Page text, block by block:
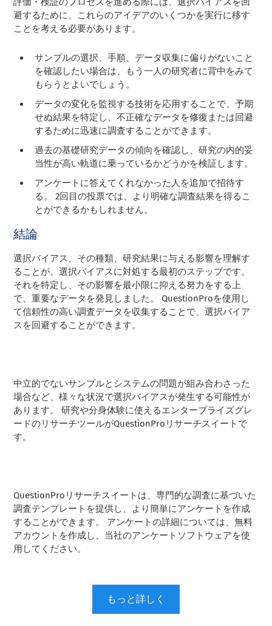
避するために、これらのアイデアのいくつかを実行に移す
ことを考える必要があります。
サンプルの選択、手順、データ収集に偏りがないこと
を確認したい場合は、もう一人の研究者に背中をみて
もらうとよいでしょう。
データの変化を監視する技術を応用することで、予期
せぬ結果を特定し、不正確なデータを修復または回避
するために迅速に調査することができます。
過去の基礎研究データの傾向を確認し、研究の内的妥
当性が高い軌道に乗っているかどうかを検証します。
アンケートに答えてくれなかった人を追加で招待す
る。 2回目の投票では、より明確な調査結果を得るこ
とができるかもしれません。
結論
選択バイアス、その種類、研究結果に与える影響を理解す
ることが、選択バイアスに対処する最初のステップです。
それを特定し、その影響を最小限に抑える努力をする上
で、重要なデータを発見しました。 QuestionProを使用し
て信頼性の高い調査データを収集することで、選択バイア
スを回避することができます。
中立的でないサンプルとシステムの問題が組み合わさった
場合など、様々な状況で選択バイアスが発生する可能性が
あります。 研究や分身体験に使えるエンタープライズグレ
ードのリサーチツールがQuestionProリサーチスイートで
す。
QuestionProリサーチスイートは、専門的な調査に基づいた
調査テンプレートを提供し、より簡単にアンケートを作成
することができます。 アンケートの詳細については、無料
アカウントを作成し、当社のアンケートソフトウェアを使
用してください。
もっと詳しく